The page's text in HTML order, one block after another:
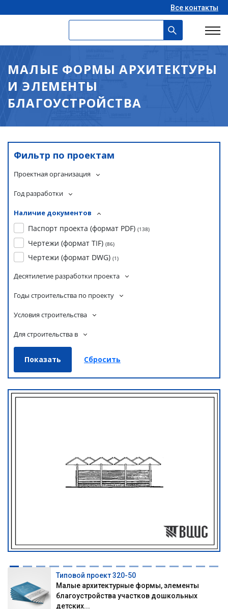
Все контакты
МАЛЫЕ ФОРМЫ АРХИТЕКТУРЫ
И ЭЛЕМЕНТЫ
БЛАГОУСТРОЙСТВА
Фильтр по проектам
Проектная организация
Год разработки
Наличие документов
Паспорт проекта (формат PDF) (138)
Чертежи (формат TIF) (86)
Чертежи (формат DWG) (1)
Десятилетие разработки проекта
Годы строительства по проекту
Условия строительства
Для строительства в
Типовой проект 320-50
Малые архитектурные формы, элементы
благоустройства участков дошкольных
детских...